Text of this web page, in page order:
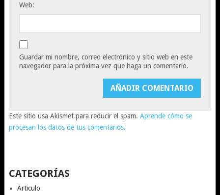
Web:
Guardar mi nombre, correo electrónico y sitio web en este
navegador para la próxima vez que haga un comentario.
Este sitio usa Akismet para reducir el spam. Aprende cómo se
procesan los datos de tus comentarios.
CATEGORÍAS
Articulo